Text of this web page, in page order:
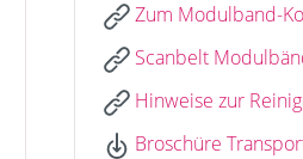
Zum Modulband-
Scanbelt
Hinweise zur
Broschüre